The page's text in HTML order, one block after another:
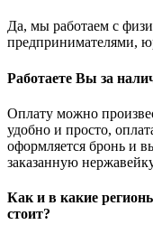
Да, мы работаем с
предпринимателями,
Работаете Вы за
Оплату можно
удобно и просто,
оформляется бронь и
заказанную
Как и в какие
стоит?